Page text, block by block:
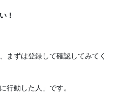
！
まずは登録して確認してみてく
行動した人」です。